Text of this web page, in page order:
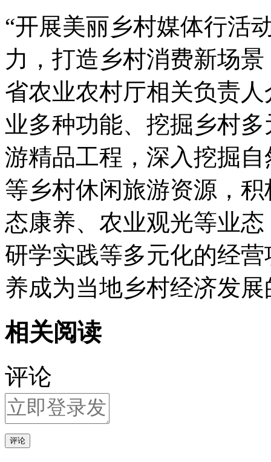
“开展美丽乡村媒体行活
力，打造乡村消费新场
省农业农村厅相关负责
业多种功能、挖掘乡村
游精品工程，深入挖掘
等乡村休闲旅游资源，
态康养、农业观光等业
研学实践等多元化的经
养成为当地乡村经济发展
相关阅读
评论
评论